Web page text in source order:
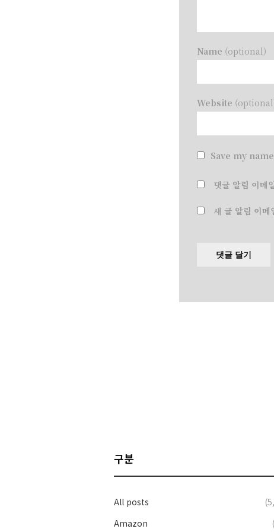
Name (optional)
Website
Save my
댓글 알림 이메
새 글 알림 이메
구분
All posts
Amazon